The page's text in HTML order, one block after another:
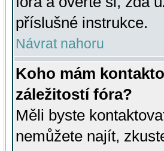
příslušné instrukce.
Návrat nahoru
Koho mám
záležitostí fóra?
Měli byste
nemůžete najít,